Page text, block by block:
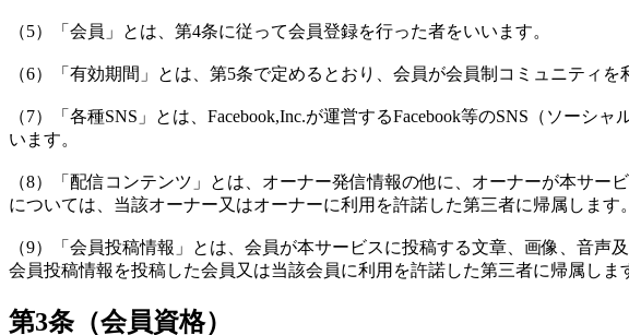
（5）「会員」とは、第4条に従って会員登録を行った者をいいます。
（6）「有効期間」とは、第5条で定めるとおり、会員が会員制コミュニティを
（7）「各種SNS」とは、Facebook,Inc.が運営するFacebook等のSNS（ソー
います。
（8）「配信コンテンツ」とは、オーナー発信情報の他に、オーナーが本サ
については、当該オーナー又はオーナーに利用を許諾した第三者に帰属します。
（9）「会員投稿情報」とは、会員が本サービスに投稿する文章、画像、音
会員投稿情報を投稿した会員又は当該会員に利用を許諾した第三者に帰属しま
第3条（会員資格）